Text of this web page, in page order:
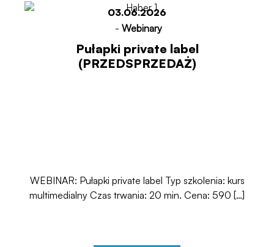
03.06.2026
- Webinary
Pułapki private label
(PRZEDSPRZEDAŻ)
WEBINAR: Pułapki private label Typ szkolenia: kurs
multimedialny Czas trwania: 20 min. Cena: 590 […]